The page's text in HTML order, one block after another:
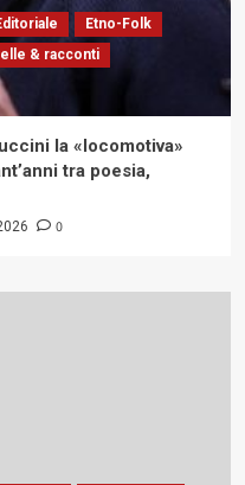
Etno-Folk
& racconti
la «locomotiva»
tra poesia,
0